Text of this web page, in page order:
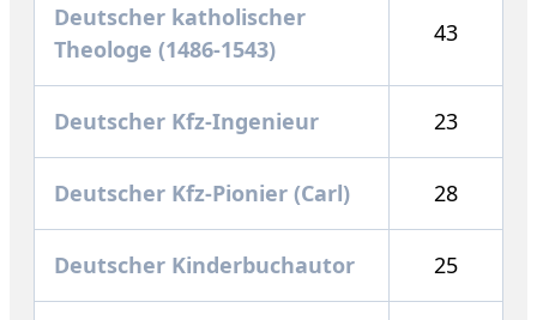
Deutscher katholischer
Theologe (1486-1543)
43
Deutscher Kfz-Ingenieur 23
Deutscher Kfz-Pionier (Carl) 28
Deutscher Kinderbuchautor 25